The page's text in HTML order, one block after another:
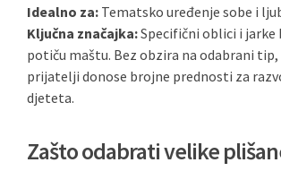
Idealno za: Tematsko uređenje sobe i
Ključna značajka:Specifični oblici i jarke
potiču maštu. Bez obzira na odabrani
prijatelji donose brojne prednosti za
djeteta.
Zašto odabrati velike